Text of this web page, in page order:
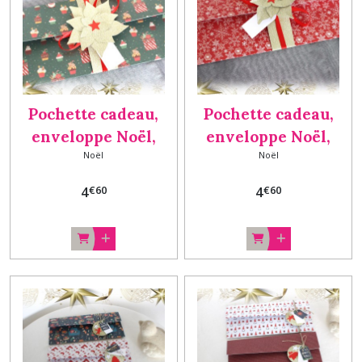
Pochette cadeau,
enveloppe Noël,
porte chèque, billet,
carte cadeau fait
Noël
4€60
Pochette cadeau,
enveloppe Noël,
porte chèque, billet,
carte cadeau fait
Noël
4€60